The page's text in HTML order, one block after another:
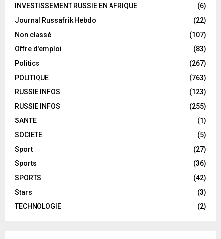
INVESTISSEMENT RUSSIE EN AFRIQUE
(6)
Journal Russafrik Hebdo
(22)
Non classé
(107)
Offre d'emploi
(83)
Politics
(267)
POLITIQUE
(763)
RUSSIE INFOS
(123)
RUSSIE INFOS
(255)
SANTE
(1)
SOCIETE
(5)
Sport
(27)
Sports
(36)
SPORTS
(42)
Stars
(3)
TECHNOLOGIE
(2)